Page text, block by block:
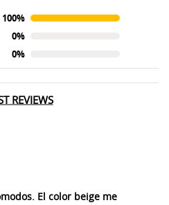
100%
0%
0%
REVIEWS
El color beige me